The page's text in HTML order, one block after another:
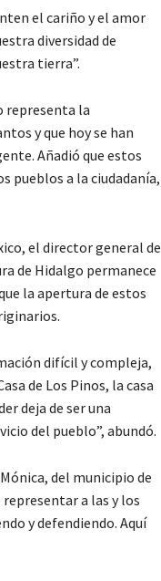
el cariño y el amor
diversidad de
tierra”.
representa la
y que hoy se han
Añadió que estos
pueblos a la ciudadanía,
el director general de
de Hidalgo permanece
la apertura de estos
difícil y compleja,
de Los Pinos, la casa
deja de ser una
del pueblo”, abundó.
del municipio de
a las y los
y defendiendo. Aquí